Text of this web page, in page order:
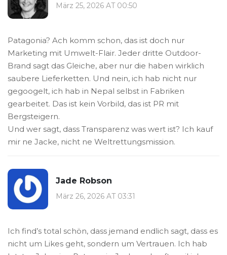
März 25, 2026 AT 00:50
Patagonia? Ach komm schon, das ist doch nur
Marketing mit Umwelt-Flair. Jeder dritte Outdoor-
Brand sagt das Gleiche, aber nur die haben wirklich
saubere Lieferketten. Und nein, ich hab nicht nur
gegoogelt, ich hab in Nepal selbst in Fabriken
gearbeitet. Das ist kein Vorbild, das ist PR mit
Bergsteigern.
Und wer sagt, dass Transparenz was wert ist? Ich kauf
mir ne Jacke, nicht ne Weltrettungsmission.
Jade Robson
März 26, 2026 AT 03:31
Ich find’s total schön, dass jemand endlich sagt, dass es
nicht um Likes geht, sondern um Vertrauen. Ich hab